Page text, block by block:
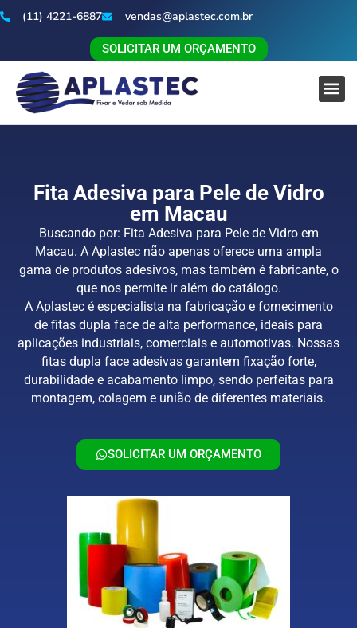
(11) 4221-6887 vendas@aplastec.com.br
SOLICITAR UM ORÇAMENTO
Fita Adesiva para Pele de Vidro
em Macau
Buscando por: Fita Adesiva para Pele de Vidro em
Macau. A Aplastec não apenas oferece uma ampla
gama de produtos adesivos, mas também é fabricante, o
que nos permite ir além do catálogo.
A Aplastec é especialista na fabricação e fornecimento
de fitas dupla face de alta performance, ideais para
aplicações industriais, comerciais e automotivas. Nossas
fitas dupla face adesivas garantem fixação forte,
durabilidade e acabamento limpo, sendo perfeitas para
montagem, colagem e união de diferentes materiais.
SOLICITAR UM ORÇAMENTO